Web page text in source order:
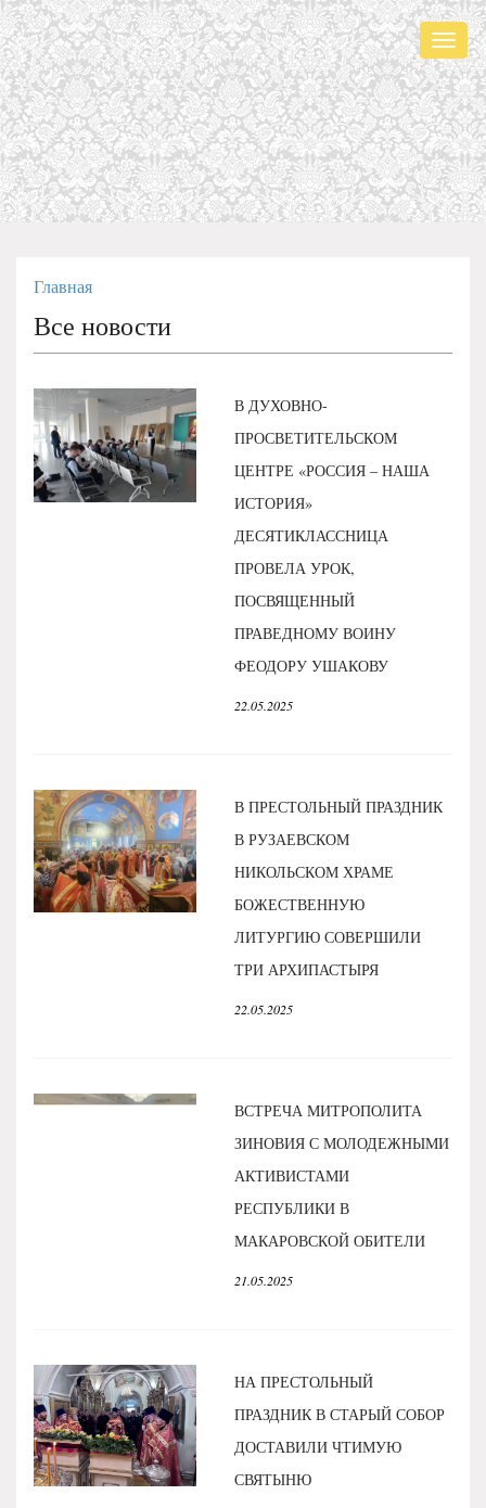
Главная
Все новости
В ДУХОВНО-
ПРОСВЕТИТЕЛЬСКОМ
ЦЕНТРЕ «РОССИЯ – НАША
ИСТОРИЯ»
ДЕСЯТИКЛАССНИЦА
ПРОВЕЛА УРОК,
ПОСВЯЩЕННЫЙ
ПРАВЕДНОМУ ВОИНУ
ФЕОДОРУ УШАКОВУ
22.05.2025
В ПРЕСТОЛЬНЫЙ ПРАЗДНИК
В РУЗАЕВСКОМ
НИКОЛЬСКОМ ХРАМЕ
БОЖЕСТВЕННУЮ
ЛИТУРГИЮ СОВЕРШИЛИ
ТРИ АРХИПАСТЫРЯ
22.05.2025
ВСТРЕЧА МИТРОПОЛИТА
ЗИНОВИЯ С МОЛОДЕЖНЫМИ
АКТИВИСТАМИ
РЕСПУБЛИКИ В
МАКАРОВСКОЙ ОБИТЕЛИ
21.05.2025
НА ПРЕСТОЛЬНЫЙ
ПРАЗДНИК В СТАРЫЙ СОБОР
ДОСТАВИЛИ ЧТИМУЮ
СВЯТЫНЮ